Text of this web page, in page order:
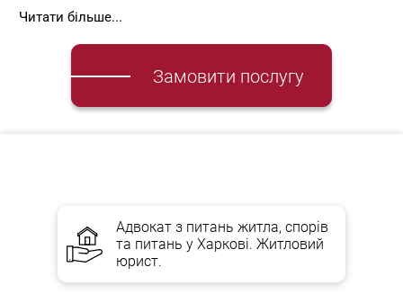
відразу після інциденту, так як участь адвоката дозволить
сталася під час руху по дорозі транспортного засобу та за її
пошкоджені транспортні засоби, конструкції, вантаж, або
Що робити, якщо ви все ще
причетні до ДТП?
Читати більше...
Замовити послугу
Адвокат з питань житла, спорів
та питань у Харкові. Житловий
юрист.